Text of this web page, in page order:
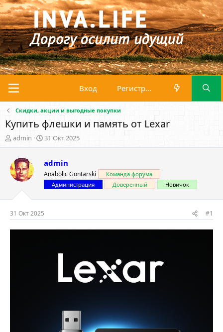
Вход Регистрация
Скидки, акции и выгодные покупки
Купить флешки и память от Lexar
А
в
о
р
т
м
ы
admin
Д
а
а
н
а
ч
а
а
31 Окт 2025
admin
Anabolic Gontarski
Команда форума
Администрация
Доверенный Новичок
31 Окт 2025 #1